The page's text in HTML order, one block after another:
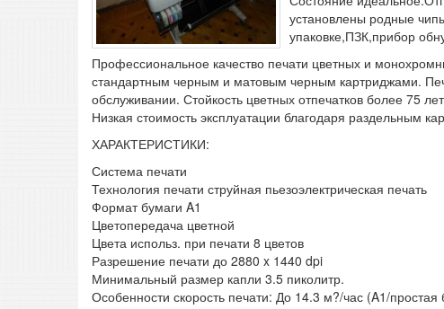
установлены родные
упаковке,ПЗК,прибор
Профессиональное качество печати цветных и
стандартным черным и матовым черным картриджами.
обслуживании. Стойкость цветных отпечатков более 75
Низкая стоимость эксплуатации благодаря раздельным
ХАРАКТЕРИСТИКИ:
Система печати
Технология печати струйная пьезоэлектрическая печать
Формат бумаги A1
Цветопередача цветной
Цвета использ. при печати 8 цветов
Разрешение печати до 2880 x 1440 dpi
Минимальный размер капли 3.5 пиколитр.
Особенности скорость печати: До 14.3 м?/час (A1/